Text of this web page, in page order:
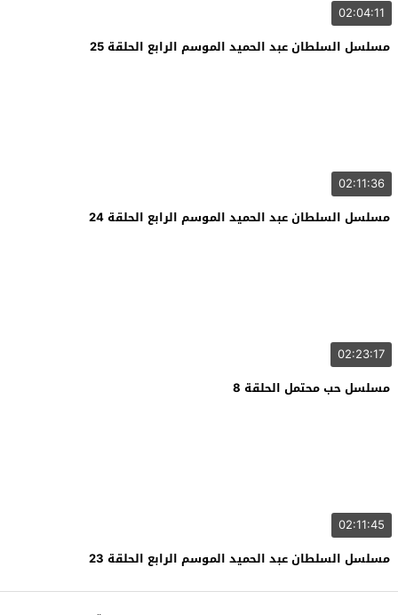
02:04:11
مسلسل السلطان عبد الحميد الموسم الرابع الحلقة 25
02:11:36
مسلسل السلطان عبد الحميد الموسم الرابع الحلقة 24
02:23:17
مسلسل حب محتمل الحلقة 8
02:11:45
مسلسل السلطان عبد الحميد الموسم الرابع الحلقة 23